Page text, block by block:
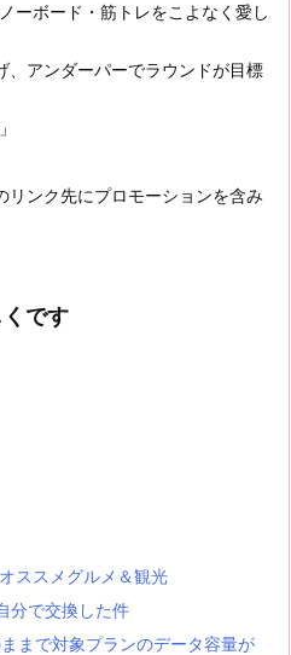
ーボード・筋トレをこよなく愛し
、アンダーパーでラウンドが目標
ンク先にプロモーションを含み
です
ススメグルメ＆観光
分で交換した件
まで対象プランのデータ容量が